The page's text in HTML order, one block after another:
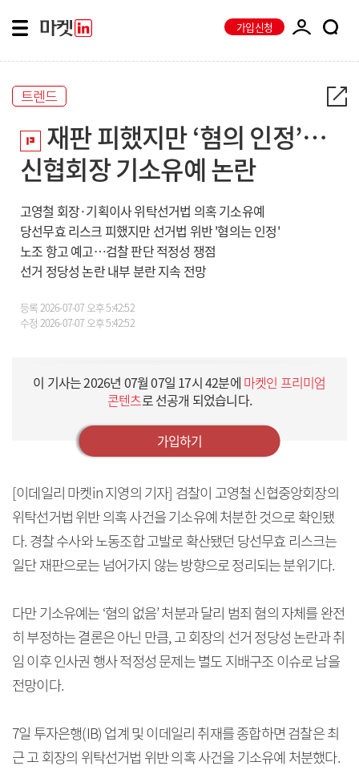
가입신청
트렌드
재판 피했지만 ‘혐의 인정’…
신협회장 기소유예 논란
고영철 회장·기획이사 위탁선거법 의혹 기소유예
당선무효 리스크 피했지만 선거법 위반 '혐의는 인정'
노조 항고 예고…검찰 판단 적정성 쟁점
선거 정당성 논란 내부 분란 지속 전망
등록2026-07-07 오후 5:42:52
수정 2026-07-07 오후 5:42:52
이 기사는2026년 07월 07일 17시 42분에 마켓인 프리미엄
콘텐츠로 선공개 되었습니다.
가입하기
[이데일리 마켓in 지영의 기자] 검찰이 고영철 신협중앙회장의
위탁선거법 위반 의혹 사건을 기소유예 처분한 것으로 확인됐
다. 경찰 수사와 노동조합 고발로 확산됐던 당선무효 리스크는
일단 재판으로는 넘어가지 않는 방향으로 정리되는 분위기다.
다만 기소유예는 ‘혐의 없음’ 처분과 달리 범죄 혐의 자체를 완전
히 부정하는 결론은 아닌 만큼, 고 회장의 선거 정당성 논란과 취
임 이후 인사권 행사 적정성 문제는 별도 지배구조 이슈로 남을
전망이다.
7일 투자은행(IB) 업계 및 이데일리 취재를 종합하면 검찰은 최
근 고 회장의 위탁선거법 위반 의혹 사건을 기소유예 처분했다.